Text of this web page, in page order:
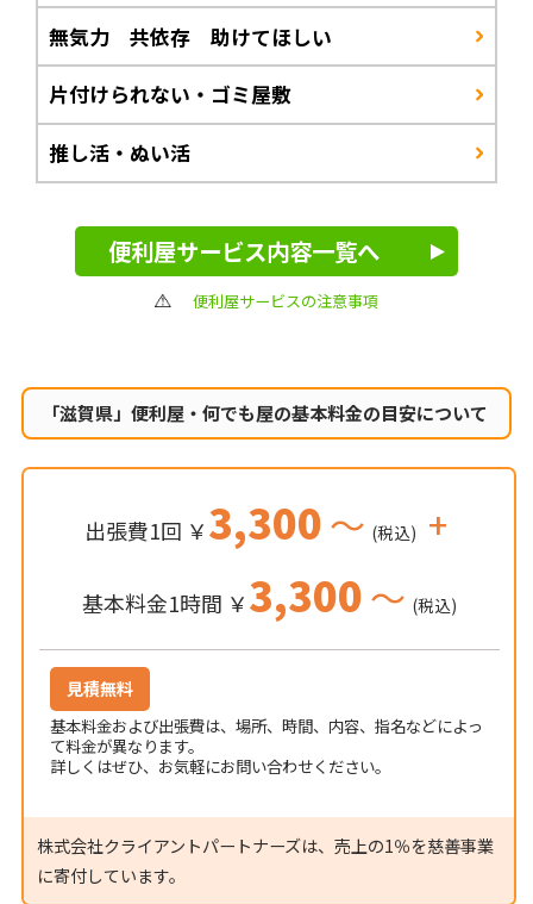
無気力 共依存 助けてほしい
片付けられない・ゴミ屋敷
推し活・ぬい活
便利屋サービス内容一覧へ
便利屋サービスの注意事項
「滋賀県」便利屋・何でも屋の基本料金の目安について
出張費1回 ￥3,300～ (税込) +
基本料金1時間 ￥3,300～ (税込)
見積無料
基本料金および出張費は、場所、時間、内容、指名などによっ
て料金が異なります。
詳しくはぜひ、お気軽にお問い合わせください。
株式会社クライアントパートナーズは、売上の1％を慈善事業
に寄付しています。